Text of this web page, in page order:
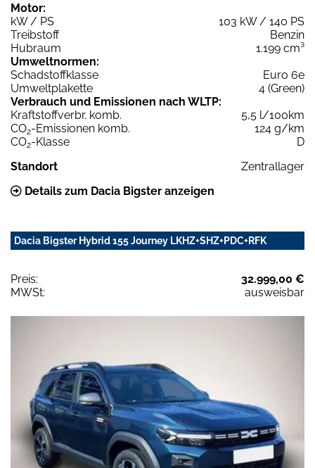
Motor:
kW / PS
103 kW / 140 PS
Treibstoff
Benzin
Hubraum
1.199 cm³
Umweltnormen:
Schadstoffklasse
Euro 6e
Umweltplakette
4 (Green)
Verbrauch und Emissionen nach WLTP:
Kraftstoffverbr. komb.
5,5 l/100km
CO2-Emissionen komb.
124 g/km
CO2-Klasse
D
Standort
Zentrallager
Details zum Dacia Bigster anzeigen
Dacia Bigster Hybrid 155 Journey LKHZ+SHZ+PDC+RFK
Preis:
32.999,00 €
MWSt:
ausweisbar